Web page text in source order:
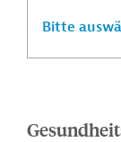
Bitte